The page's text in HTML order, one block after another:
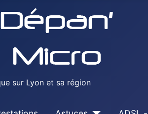
sur Lyon et sa région